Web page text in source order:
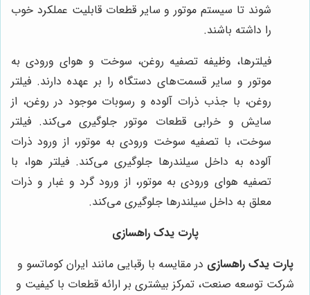
‌شوند تا سیستم موتور و سایر قطعات قابلیت عملکرد خوب
را داشته باشند.
فیلترها، وظیفه تصفیه روغن، سوخت و هوای ورودی به
موتور و سایر قسمت‌های دستگاه را بر عهده دارند. فیلتر
روغن، با جذب ذرات آلوده و رسوبات موجود در روغن، از
سایش و خرابی قطعات موتور جلوگیری می‌کند. فیلتر
سوخت، با تصفیه سوخت ورودی به موتور، از ورود ذرات
آلوده به داخل سیلندرها جلوگیری می‌کند. فیلتر هوا، با
تصفیه هوای ورودی به موتور، از ورود گرد و غبار و ذرات
معلق به داخل سیلندرها جلوگیری می‌کند.
پارت یدک راهسازی
پارت یدک راهسازی در مقایسه با رقبایی مانند ایران کوماتسو و
شرکت توسعه صنعت، تمرکز بیشتری بر ارائه قطعات با کیفیت و